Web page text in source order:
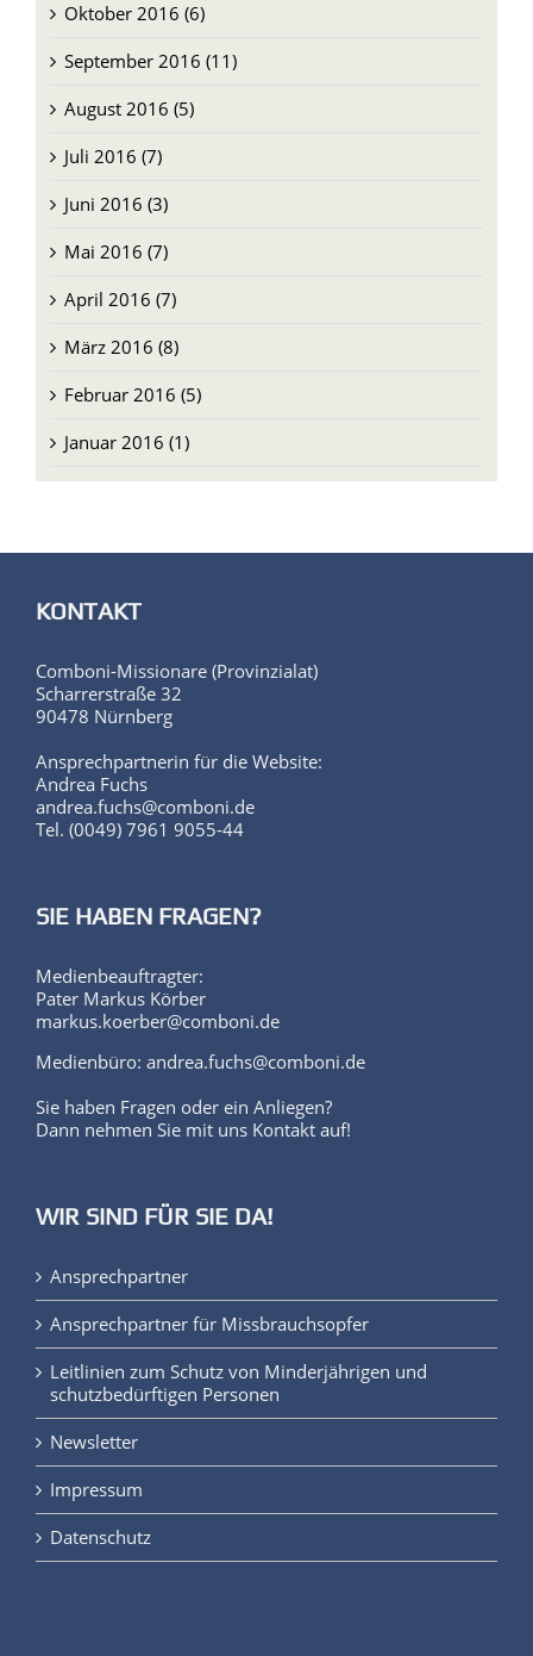
Oktober 2016 (6)
September 2016 (11)
August 2016 (5)
Juli 2016 (7)
Juni 2016 (3)
Mai 2016 (7)
April 2016 (7)
März 2016 (8)
Februar 2016 (5)
Januar 2016 (1)
KONTAKT
Comboni-Missionare (Provinzialat)
Scharrerstraße 32
90478 Nürnberg
Ansprechpartnerin für die Website:
Andrea Fuchs
andrea.fuchs@comboni.de
Tel. (0049) 7961 9055-44
SIE HABEN FRAGEN?
Medienbeauftragter:
Pater Markus Körber
markus.koerber@comboni.de
Medienbüro: andrea.fuchs@comboni.de
Sie haben Fragen oder ein Anliegen?
Dann nehmen Sie mit uns Kontakt auf!
WIR SIND FÜR SIE DA!
Ansprechpartner
Ansprechpartner für Missbrauchsopfer
Leitlinien zum Schutz von Minderjährigen und
schutzbedürftigen Personen
Newsletter
Impressum
Datenschutz